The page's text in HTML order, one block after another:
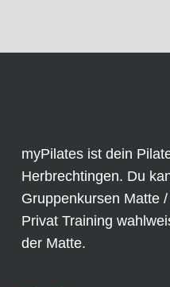
myPilates ist dein
Herbrechtingen. Du
Gruppenkursen Matte
Privat Training
der Matte.